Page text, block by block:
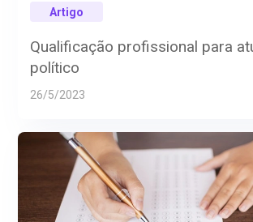
Artigo
Qualificação profissional para
político
26/5/2023